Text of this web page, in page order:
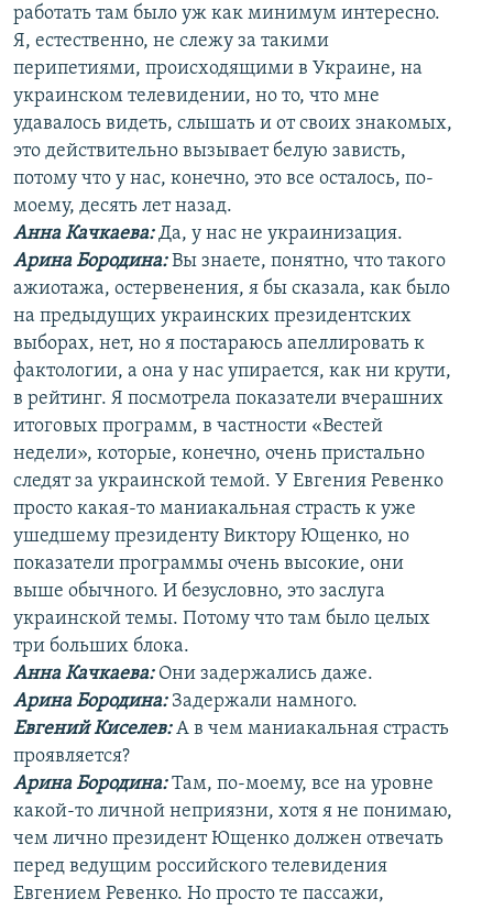
работать там было уж как минимум интересно.
Я, естественно, не слежу за такими
перипетиями, происходящими в Украине, на
украинском телевидении, но то, что мне
удавалось видеть, слышать и от своих знакомых,
это действительно вызывает белую зависть,
потому что у нас, конечно, это все осталось, по-
моему, десять лет назад.
Анна Качкаева:Да, у нас не украинизация.
Арина Бородина:Вы знаете, понятно, что такого
ажиотажа, остервенения, я бы сказала, как было
на предыдущих украинских президентских
выборах, нет, но я постараюсь апеллировать к
фактологии, а она у нас упирается, как ни крути,
в рейтинг. Я посмотрела показатели вчерашних
итоговых программ, в частности «Вестей
недели», которые, конечно, очень пристально
следят за украинской темой. У Евгения Ревенко
просто какая-то маниакальная страсть к уже
ушедшему президенту Виктору Ющенко, но
показатели программы очень высокие, они
выше обычного. И безусловно, это заслуга
украинской темы. Потому что там было целых
три больших блока.
Анна Качкаева:Они задержались даже.
Арина Бородина:Задержали намного.
Евгений Киселев:А в чем маниакальная страсть
проявляется?
Арина Бородина:Там, по-моему, все на уровне
какой-то личной неприязни, хотя я не понимаю,
чем лично президент Ющенко должен отвечать
перед ведущим российского телевидения
Евгением Ревенко. Но просто те пассажи,